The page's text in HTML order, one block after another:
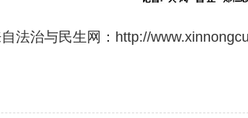
法治与民生网：http://